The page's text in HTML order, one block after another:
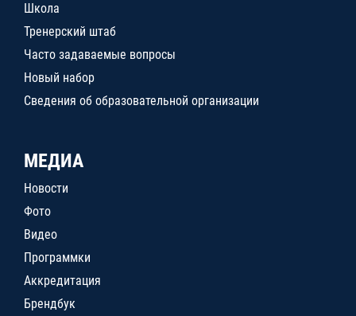
Школа
Тренерский штаб
Часто задаваемые вопросы
Новый набор
Сведения об образовательной организации
МЕДИА
Новости
Фото
Видео
Программки
Аккредитация
Брендбук